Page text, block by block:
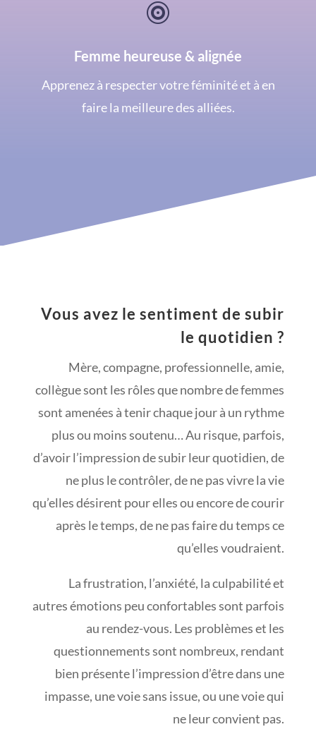

Femme heureuse & alignée
Apprenez à respecter votre féminité et à en
faire la meilleure des alliées.
Vous avez le sentiment de subir
le quotidien ?
Mère, compagne, professionnelle, amie,
collègue sont les rôles que nombre de femmes
sont amenées à tenir chaque jour à un rythme
plus ou moins soutenu… Au risque, parfois,
d’avoir l’impression de subir leur quotidien, de
ne plus le contrôler, de ne pas vivre la vie
qu’elles désirent pour elles ou encore de courir
après le temps, de ne pas faire du temps ce
qu’elles voudraient.
La frustration, l’anxiété, la culpabilité et
autres émotions peu confortables sont parfois
au rendez-vous. Les problèmes et les
questionnements sont nombreux, rendant
bien présente l’impression d’être dans une
impasse, une voie sans issue, ou une voie qui
ne leur convient pas.